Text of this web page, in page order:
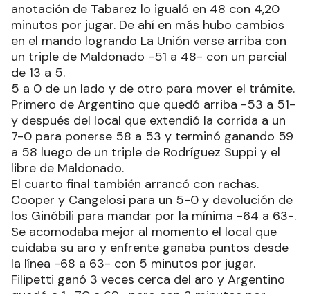
anotación de Tabarez lo igualó en 48 con 4,20
minutos por jugar. De ahí en más hubo cambios
en el mando logrando La Unión verse arriba con
un triple de Maldonado -51 a 48- con un parcial
de 13 a 5.
5 a 0 de un lado y de otro para mover el trámite.
Primero de Argentino que quedó arriba -53 a 51-
y después del local que extendió la corrida a un
7-0 para ponerse 58 a 53 y terminó ganando 59
a 58 luego de un triple de Rodríguez Suppi y el
libre de Maldonado.
El cuarto final también arrancó con rachas.
Cooper y Cangelosi para un 5-0 y devolución de
los Ginóbili para mandar por la mínima -64 a 63-.
Se acomodaba mejor al momento el local que
cuidaba su aro y enfrente ganaba puntos desde
la línea -68 a 63- con 5 minutos por jugar.
Filipetti ganó 3 veces cerca del aro y Argentino